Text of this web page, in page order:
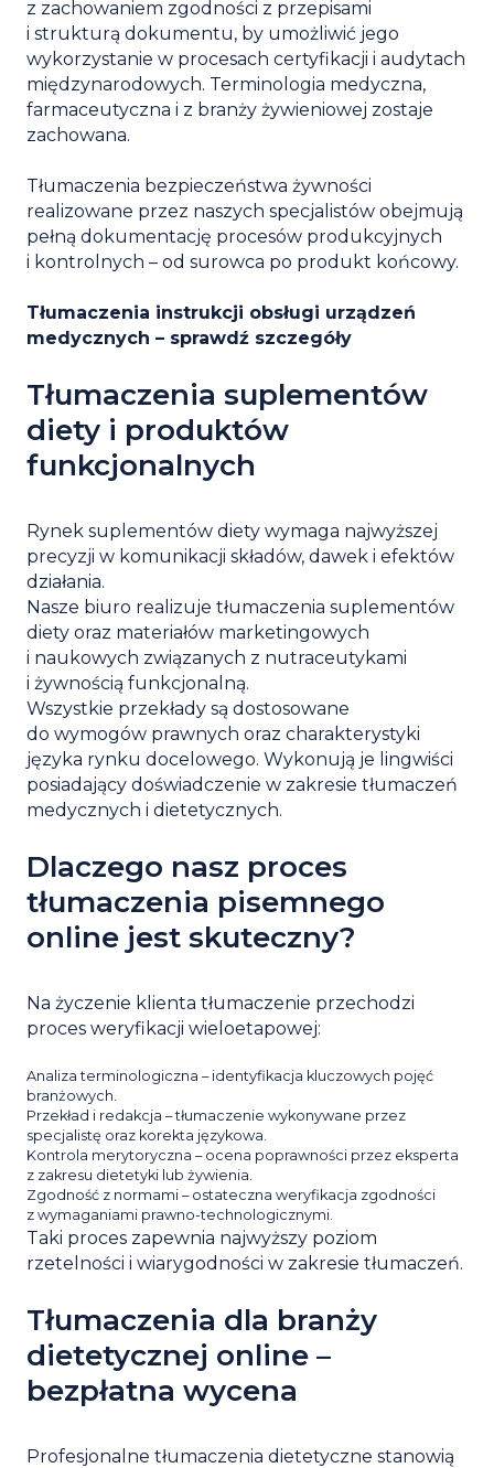
z zachowaniem zgodności z przepisami
i strukturą dokumentu, by umożliwić jego
wykorzystanie w procesach certyfikacji i audytach
międzynarodowych. Terminologia medyczna,
farmaceutyczna i z branży żywieniowej zostaje
zachowana.
Tłumaczenia bezpieczeństwa żywności
realizowane przez naszych specjalistów obejmują
pełną dokumentację procesów produkcyjnych
i kontrolnych – od surowca po produkt końcowy.
Tłumaczenia instrukcji obsługi urządzeń
medycznych – sprawdź szczegóły
Tłumaczenia suplementów
diety i produktów
funkcjonalnych
Rynek suplementów diety wymaga najwyższej
precyzji w komunikacji składów, dawek i efektów
działania.
Nasze biuro realizuje tłumaczenia suplementów
diety oraz materiałów marketingowych
i naukowych związanych z nutraceutykami
i żywnością funkcjonalną.
Wszystkie przekłady są dostosowane
do wymogów prawnych oraz charakterystyki
języka rynku docelowego. Wykonują je lingwiści
posiadający doświadczenie w zakresie tłumaczeń
medycznych i dietetycznych.
Dlaczego nasz proces
tłumaczenia pisemnego
online jest skuteczny?
Na życzenie klienta tłumaczenie przechodzi
proces weryfikacji wieloetapowej:
Analiza terminologiczna – identyfikacja kluczowych pojęć
branżowych.
Przekład i redakcja – tłumaczenie wykonywane przez
specjalistę oraz korekta językowa.
Kontrola merytoryczna – ocena poprawności przez eksperta
z zakresu dietetyki lub żywienia.
Zgodność z normami – ostateczna weryfikacja zgodności
z wymaganiami prawno-technologicznymi.
Taki proces zapewnia najwyższy poziom
rzetelności i wiarygodności w zakresie tłumaczeń.
Tłumaczenia dla branży
dietetycznej online –
bezpłatna wycena
Profesjonalne tłumaczenia dietetyczne stanowią